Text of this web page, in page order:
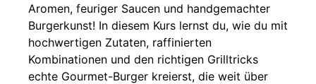
Aromen, feuriger Saucen und handgemachter
Burgerkunst! In diesem Kurs lernst du, wie du mit
hochwertigen Zutaten, raffinierten
Kombinationen und den richtigen Grilltricks
echte Gourmet-Burger kreierst, die weit über